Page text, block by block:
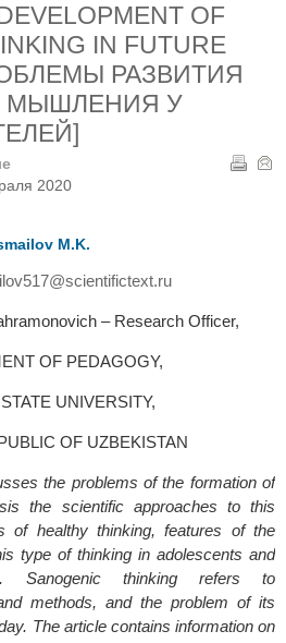
OF
IN FUTURE
РАЗВИТИЯ
МЫШЛЕНИЯ У
2020
M.K.
– Research Officer,
OF PEDAGOGY,
UNIVERSITY,
OF UZBEKISTAN
the problems of the formation of
the scientific approaches to this
of healthy thinking, features of the
type of thinking in adolescents and
Sanogenic thinking refers to
methods, and the problem of its
The article contains information on